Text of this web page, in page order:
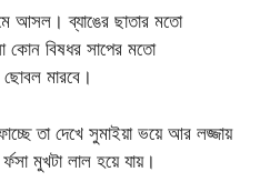
আসল। ব্যাঙের ছাতার মতো
কোন বিষধর সাপের মতো
মারবে।
তা দেখে সুমাইয়া ভয়ে আর লজ্জায়
মুখটা লাল হয়ে যায়।